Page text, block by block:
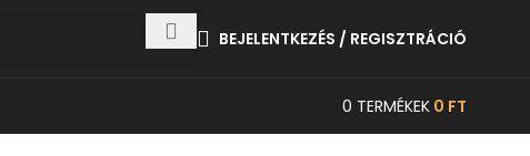
BEJELENTKEZÉS / REGISZTRÁCIÓ
0 TERMÉKEK 0 FT